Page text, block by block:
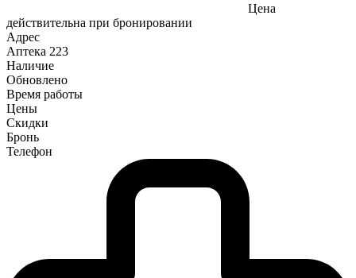
Цена
действительна при бронировании
Адрес
Аптека 223
Наличие
Обновлено
Время работы
Цены
Скидки
Бронь
Телефон